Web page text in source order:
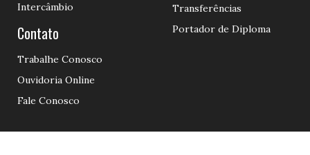
Intercâmbio
Contato
Trabalhe Conosco
Ouvidoria Online
Fale Conosco
Transferências
Portador de Diploma